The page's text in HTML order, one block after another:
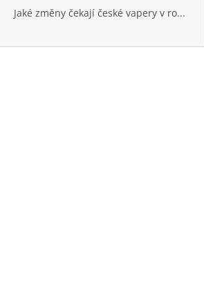
Jaké změny čekají české vapery v ro...